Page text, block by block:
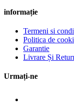
informație
Termeni si
Politica de
Garantie
Livrare Și
Urmați-ne